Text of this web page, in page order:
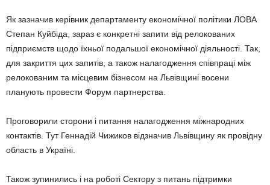
Як зазначив керівник департаменту економічної політики ЛОВА
Степан Куйбіда, зараз є конкретні запити від релокованих
підприємств щодо їхньої подальшої економічної діяльності. Так,
для закриття цих запитів, а також налагодження співпраці між
релокованим та місцевим бізнесом на Львівщині восени
планують провести Форум партнерства.
Проговорили сторони і питання налагодження міжнародних
контактів. Тут Геннадій Чижиков відзначив Львівщину як провідну
область в Україні.
Також зупинились і на роботі Сектору з питань підтримки